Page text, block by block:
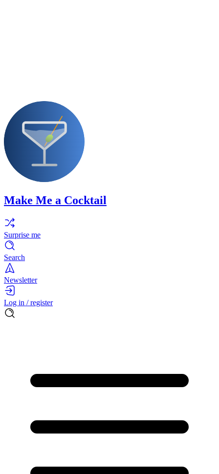
Make Me a Cocktail
Surprise me
Search
Newsletter
Log in / register